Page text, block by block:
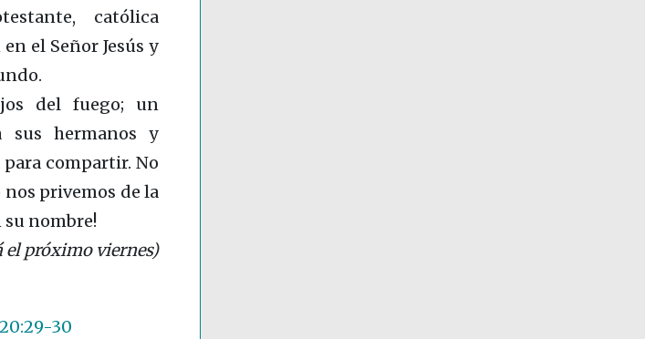
católica
el Señor Jesús y
del fuego; un
sus hermanos y
compartir. No
nos privemos de la
su nombre!
el próximo viernes)
30